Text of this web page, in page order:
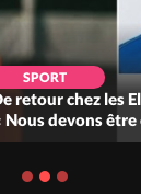
SPORT
retour chez les
Nous devons être